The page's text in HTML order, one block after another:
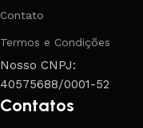
Contato
Termos e Condições
Nosso CNPJ:
40575688/0001-52
Contatos